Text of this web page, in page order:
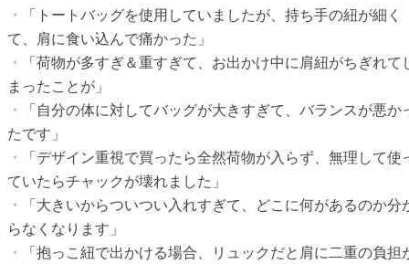
・
「トートバッグを使用していましたが、持ち手の紐が細く
て、肩に食い込んで痛かった」
・
「荷物が多すぎ＆重すぎて、お出かけ中に肩紐がちぎれて
まったことが」
・
「自分の体に対してバッグが大きすぎて、バランスが悪か
たです」
・
「デザイン重視で買ったら全然荷物が入らず、無理して使
ていたらチャックが壊れました」
・
「大きいからついつい入れすぎて、どこに何があるのか分
らなくなります」
・
「抱っこ紐で出かける場合、リュックだと肩に二重の負担